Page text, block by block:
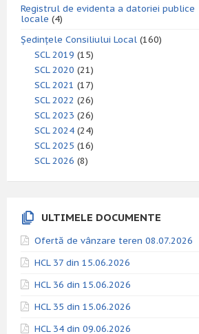
Registrul de evidenta a datoriei publice
locale (4)
Ședințele Consiliului Local (160)
SCL 2019 (15)
SCL 2020 (21)
SCL 2021 (17)
SCL 2022 (26)
SCL 2023 (26)
SCL 2024 (24)
SCL 2025 (16)
SCL 2026 (8)
ULTIMELE DOCUMENTE
Ofertă de vânzare teren 08.07.2026
HCL 37 din 15.06.2026
HCL 36 din 15.06.2026
HCL 35 din 15.06.2026
HCL 34 din 09.06.2026